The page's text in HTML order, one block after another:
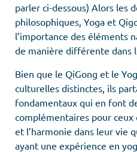
parler ci-dessous) Alors les
philosophiques, Yoga et
l’importance des éléments
de manière différente dans
Bien que le QiGong et le
culturelles distinctes, ils
fondamentaux qui en font
complémentaires pour
et l’harmonie dans leur vie
ayant une expérience en